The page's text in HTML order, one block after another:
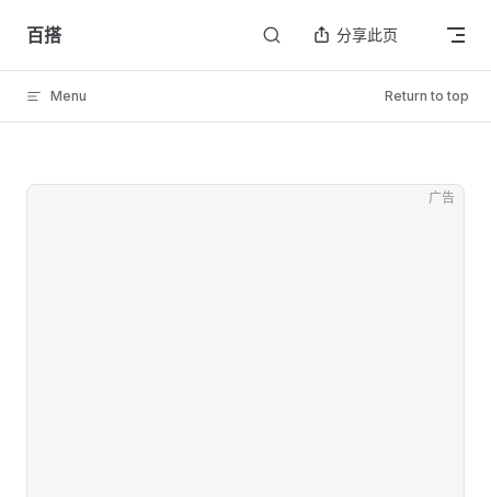
Skip to content
百搭 分享此页
Menu Return to top
广告